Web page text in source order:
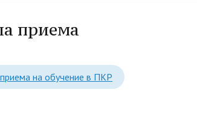
и иные виды материальной
приема
на обучение в ПКР